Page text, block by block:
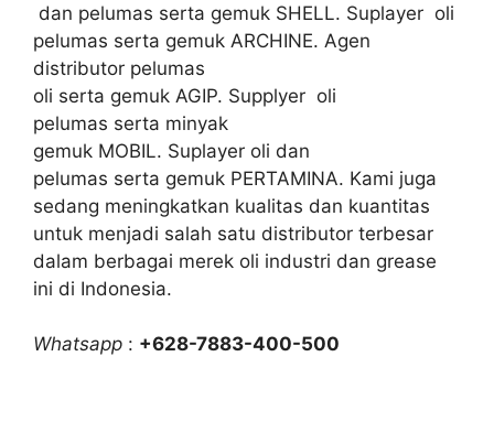
dan pelumas serta gemuk SHELL. Suplayer oli
pelumas serta gemuk ARCHINE. Agen
distributor pelumas
oli serta gemuk AGIP. Supplyer oli
pelumas serta minyak
gemuk MOBIL. Suplayer oli dan
pelumas serta gemuk PERTAMINA. Kami juga
sedang meningkatkan kualitas dan kuantitas
untuk menjadi salah satu distributor terbesar
dalam berbagai merek oli industri dan grease
ini di Indonesia.
Whatsapp : +628-7883-400-500